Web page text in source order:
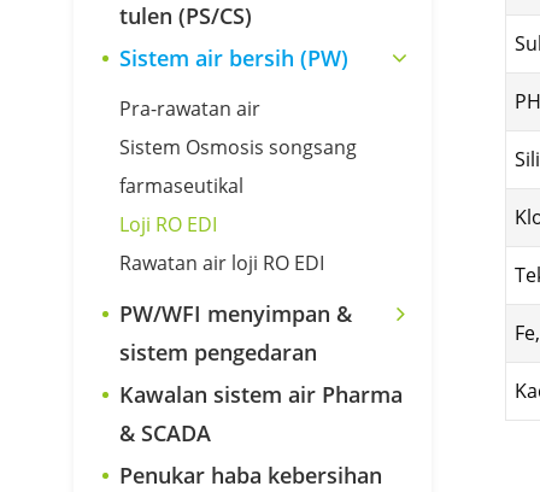
tulen (PS/CS)
Sistem air bersih (PW)
Pra-rawatan air
Sistem Osmosis songsang
farmaseutikal
Loji RO EDI
Rawatan air loji RO EDI
PW/WFI menyimpan &
sistem pengedaran
Kawalan sistem air Pharma
& SCADA
Penukar haba kebersihan
PH